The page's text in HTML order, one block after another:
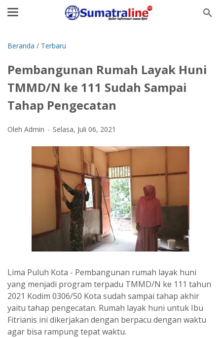
Beranda / Terbaru
Pembangunan Rumah Layak Huni
TMMD/N ke 111 Sudah Sampai
Tahap Pengecatan
Oleh Admin Selasa, Juli 06, 2021
Lima Puluh Kota - Pembangunan rumah layak huni
yang menjadi program terpadu TMMD/N ke 111 tahun
2021 Kodim 0306/50 Kota sudah sampai tahap akhir
yaitu tahap pengecatan. Rumah layak huni untuk Ibu
Fitrianis ini dikerjakan dengan berpacu dengan waktu
agar bisa rampung tepat waktu.